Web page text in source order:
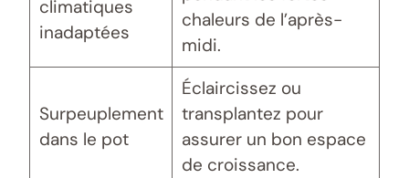
climatiques
inadaptées
chaleurs de l’après-
midi.
Surpeuplement
dans le pot
Éclaircissez ou
transplantez pour
assurer un bon espace
de croissance.